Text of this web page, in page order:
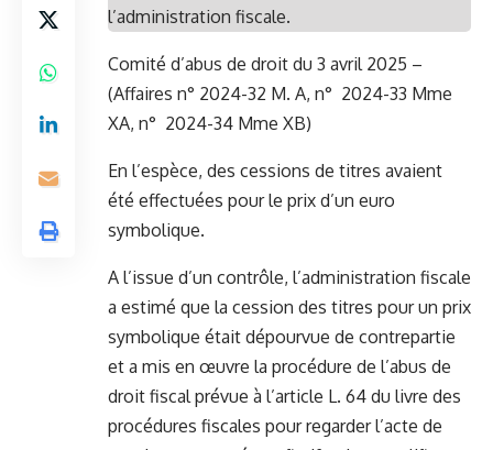
l’administration fiscale.
Comité d’abus de droit du 3 avril 2025 –
(Affaires n° 2024-32 M. A, n° 2024-33 Mme
XA, n° 2024-34 Mme XB)
En l’espèce, des cessions de titres avaient
été effectuées pour le prix d’un euro
symbolique.
A l’issue d’un contrôle, l’administration fiscale
a estimé que la cession des titres pour un prix
symbolique était dépourvue de contrepartie
et a mis en œuvre la procédure de l’abus de
droit fiscal prévue à l’article L. 64 du livre des
procédures fiscales pour regarder l’acte de